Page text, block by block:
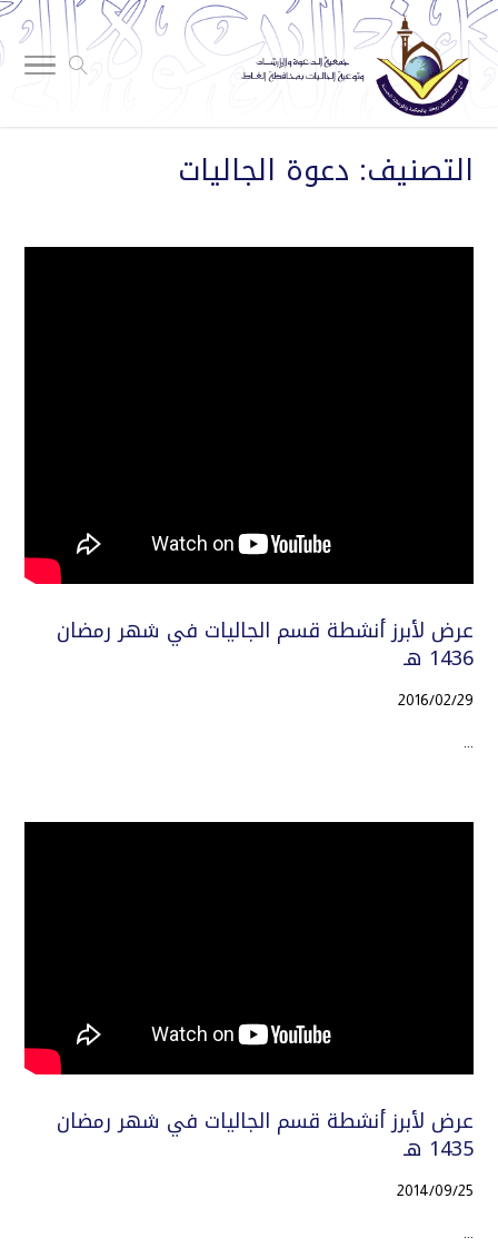
التصنيف: دعوة الجاليات
عرض لأبرز أنشطة قسم الجاليات في شهر رمضان
1436 هـ
2016/02/29
عرض لأبرز أنشطة قسم الجاليات في شهر رمضان
1435 هـ
2014/09/25
...